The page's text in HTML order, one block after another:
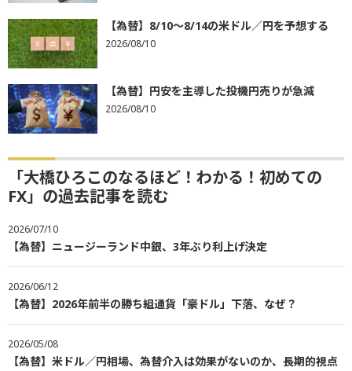
【為替】8/10～8/14の米ドル／円を予想する
2026/08/10
【為替】円安を主導した投機円売りが急減
2026/08/10
「大橋ひろこのなるほど！わかる！初めての
FX」の過去記事を読む
2026/07/10
【為替】ニュージーランド中銀、3年ぶり利上げ決定
2026/06/12
【為替】2026年前半の勝ち組通貨「豪ドル」下落、なぜ？
2026/05/08
【為替】米ドル／円相場、為替介入は効果がないのか、長期的視点